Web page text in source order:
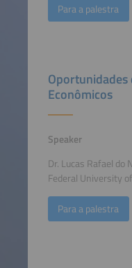
Para a palestra
Oportunidades
Econômicos
Speaker
Dr. Lucas Rafael do
Federal University
Para a palestra